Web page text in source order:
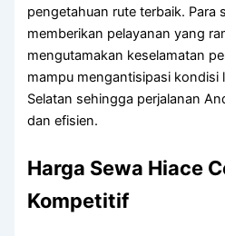
pengetahuan rute terbaik. Para
memberikan pelayanan yang
mengutamakan keselamatan
mampu mengantisipasi kondisi
Selatan sehingga perjalanan
dan efisien.
Harga Sewa Hiace
Kompetitif